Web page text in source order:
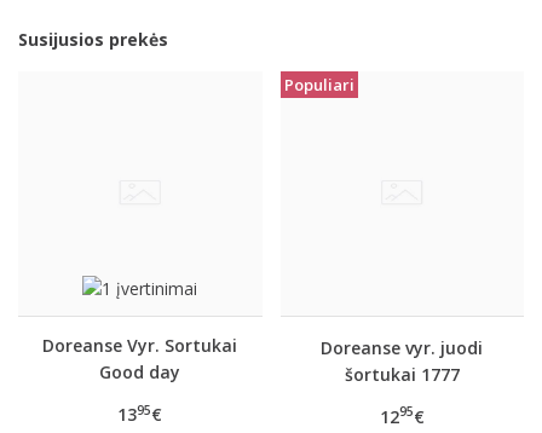
Susijusios prekės
Doreanse Vyr. Sortukai
Good day
1395€
Populiari
Doreanse vyr. juodi
šortukai 1777
1295€